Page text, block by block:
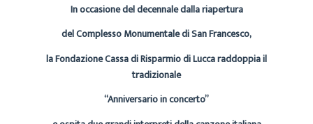
In occasione del decennale dalla riapertura
del Complesso Monumentale di San Francesco,
la Fondazione Cassa di Risparmio di Lucca raddoppia il
tradizionale
“Anniversario in concerto”